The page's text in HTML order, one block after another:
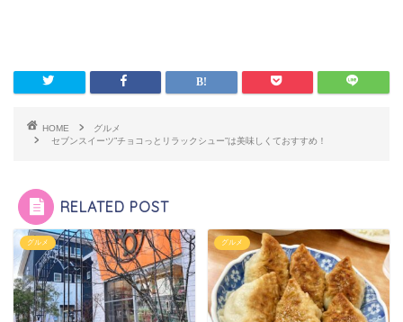
HOME
グルメ
セブンスイーツ”チョコっとリラックシュー”は美味しくておすすめ！
RELATED POST
グルメ グルメ